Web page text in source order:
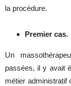
la procédure.
Premier cas.
Un
passées, il y avait
métier administratif